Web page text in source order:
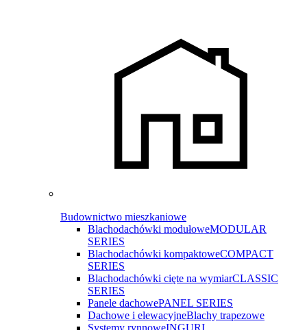
Budownictwo mieszkaniowe
Blachodachówki modułoweMODULAR
SERIES
Blachodachówki kompaktoweCOMPACT
SERIES
Blachodachówki cięte na wymiarCLASSIC
SERIES
Panele dachowePANEL SERIES
Dachowe i elewacyjneBlachy trapezowe
Systemy rynnoweINGURI